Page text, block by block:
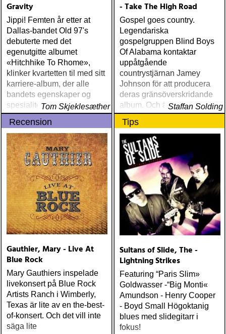
Gravity
Jippi! Femten år etter at
Dallas-bandet Old 97's
debuterte med det
egenutgitte albumet
«Hitchhike To Rhome»,
klinker kvartetten til med sitt
karriere-album, der alle
bandets egenskaper og
spesialiteter forenes til en
høyere enhet
Tom Skjeklesæther
- Take The High Road
Gospel goes country.
Legendariska
gospelgruppen Blind Boys
Of Alabama kontaktar
uppåtgående
countrystjärnan Jamey
Johnson för att producera
deras gränsöverskridande
album. Och även en och
annan välmeriterad
countryartist som
gästinhoppare självklart. En
balansgång på flera plan
Staffan Solding
Recension
Gauthier, Mary - Live At
Blue Rock
Mary Gauthiers inspelade
livekonsert på Blue Rock
Artists Ranch i Wimberly,
Texas är lite av en the-best-
of-konsert. Och det vill inte
säga lite
Tips
Sultans of Slide, The -
Lightning Strikes
Featuring “Paris Slim»
Goldwasser -“Big Monti«
Amundson - Henry Cooper
- Boyd Small Högoktanig
blues med slidegitarr i
fokus!